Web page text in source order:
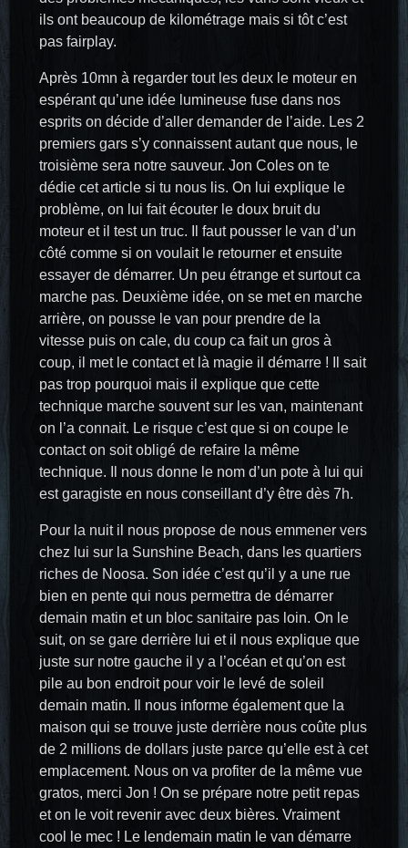
ils ont beaucoup de kilométrage mais si tôt c’est
pas fairplay.
Après 10mn à regarder tout les deux le moteur en
espérant qu’une idée lumineuse fuse dans nos
esprits on décide d’aller demander de l’aide. Les 2
premiers gars s’y connaissent autant que nous, le
troisième sera notre sauveur. Jon Coles on te
dédie cet article si tu nous lis. On lui explique le
problème, on lui fait écouter le doux bruit du
moteur et il test un truc. Il faut pousser le van d’un
côté comme si on voulait le retourner et ensuite
essayer de démarrer. Un peu étrange et surtout ca
marche pas. Deuxième idée, on se met en marche
arrière, on pousse le van pour prendre de la
vitesse puis on cale, du coup ca fait un gros à
coup, il met le contact et là magie il démarre ! Il sait
pas trop pourquoi mais il explique que cette
technique marche souvent sur les van, maintenant
on l’a connait. Le risque c’est que si on coupe le
contact on soit obligé de refaire la même
technique. Il nous donne le nom d’un pote à lui qui
est garagiste en nous conseillant d’y être dès 7h.
Pour la nuit il nous propose de nous emmener vers
chez lui sur la Sunshine Beach, dans les quartiers
riches de Noosa. Son idée c’est qu’il y a une rue
bien en pente qui nous permettra de démarrer
demain matin et un bloc sanitaire pas loin. On le
suit, on se gare derrière lui et il nous explique que
juste sur notre gauche il y a l’océan et qu’on est
pile au bon endroit pour voir le levé de soleil
demain matin. Il nous informe également que la
maison qui se trouve juste derrière nous coûte plus
de 2 millions de dollars juste parce qu’elle est à cet
emplacement. Nous on va profiter de la même vue
gratos, merci Jon ! On se prépare notre petit repas
et on le voit revenir avec deux bières. Vraiment
cool le mec ! Le lendemain matin le van démarre